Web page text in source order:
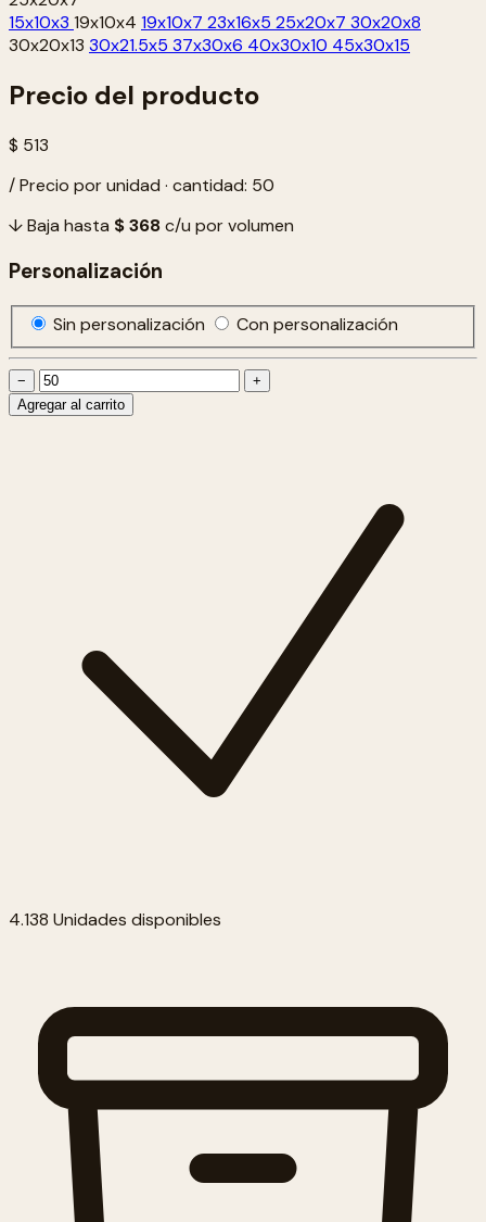
15x10x3 19x10x4 19x10x7 23x16x5 25x20x7 30x20x8
30x20x13 30x21.5x5 37x30x6 40x30x10 45x30x15
Precio del producto
$ 513
/ Precio por unidad · cantidad: 50
↓ Baja hasta $ 368c/u por volumen
Personalización
Sin personalización Con personalización
−
+
Agregar al carrito
4.138 Unidades disponibles